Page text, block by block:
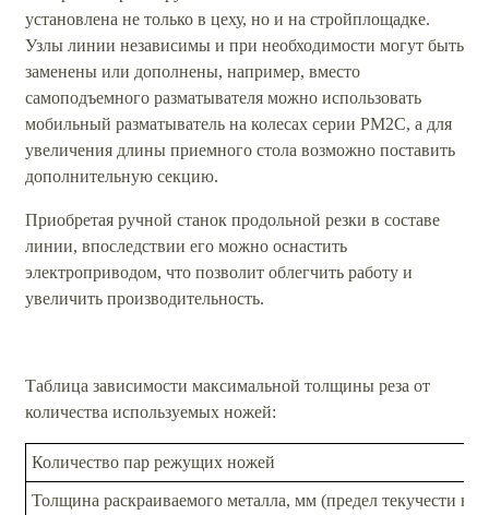
установлена не только в цеху, но и на стройплощадке.
Узлы линии независимы и при необходимости могут быть
заменены или дополнены, например, вместо
самоподъемного разматывателя можно использовать
мобильный разматыватель на колесах серии РМ2С, а для
увеличения длины приемного стола возможно поставить
дополнительную секцию.
Приобретая ручной станок продольной резки в составе
линии, впоследствии его можно оснастить
электроприводом, что позволит облегчить работу и
увеличить производительность.
Таблица зависимости максимальной толщины реза от
количества используемых ножей:
Количество пар режущих ножей
Толщина раскраиваемого металла, мм (предел текучести не